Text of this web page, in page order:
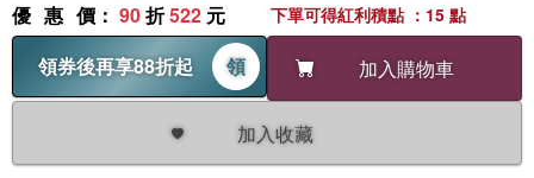
優惠價 ： 90折522 元
領券後再享88折起
領 加入購物車
加入收藏
下單可得紅利積點 ：15 點